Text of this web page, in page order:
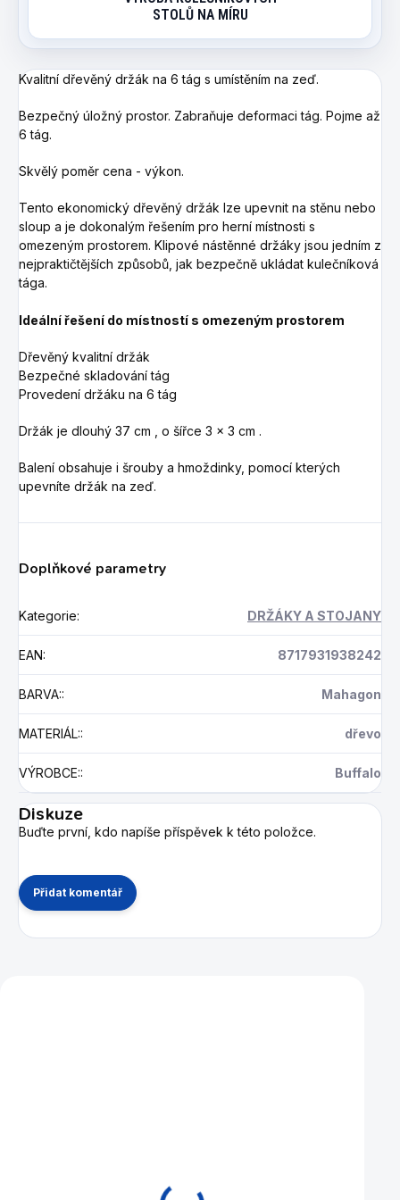
STOLŮ NA MÍRU
Kvalitní dřevěný držák na 6 tág s umístěním na zeď.
Bezpečný úložný prostor. Zabraňuje deformaci tág. Pojme až
6 tág.
Skvělý poměr cena - výkon.
Tento ekonomický dřevěný držák lze upevnit na stěnu nebo
sloup a je dokonalým řešením pro herní místnosti s
omezeným prostorem. Klipové nástěnné držáky jsou jedním z
nejpraktičtějších způsobů, jak bezpečně ukládat kulečníková
tága.
Ideální řešení do místností s omezeným prostorem
Dřevěný kvalitní držák
Bezpečné skladování tág
Provedení držáku na 6 tág
Držák je dlouhý 37 cm , o šířce 3 x 3 cm .
Balení obsahuje i šrouby a hmoždinky, pomocí kterých
upevníte držák na zeď.
Doplňkové parametry
Kategorie: DRŽÁKY A STOJANY
EAN: 8717931938242
BARVA:: Mahagon
MATERIÁL:: dřevo
VÝROBCE:: Buffalo
Diskuze
Buďte první, kdo napíše příspěvek k této položce.
Přidat komentář